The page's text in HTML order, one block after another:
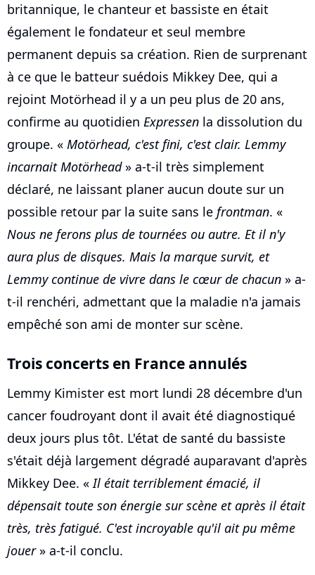
britannique, le chanteur et bassiste en était
également le fondateur et seul membre
permanent depuis sa création. Rien de surprenant
à ce que le batteur suédois Mikkey Dee, qui a
rejoint Motörhead il y a un peu plus de 20 ans,
confirme au quotidien Expressen la dissolution du
groupe. « Motörhead, c'est fini, c'est clair. Lemmy
incarnait Motörhead» a-t-il très simplement
déclaré, ne laissant planer aucun doute sur un
possible retour par la suite sans le frontman. «
Nous ne ferons plus de tournées ou autre. Et il n'y
aura plus de disques. Mais la marque survit, et
Lemmy continue de vivre dans le cœur de chacun » a-
t-il renchéri, admettant que la maladie n'a jamais
empêché son ami de monter sur scène.
Trois concerts en France annulés
Lemmy Kimister est mort lundi 28 décembre d'un
cancer foudroyant dont il avait été diagnostiqué
deux jours plus tôt. L'état de santé du bassiste
s'était déjà largement dégradé auparavant d'après
Mikkey Dee. «Il était terriblement émacié, il
dépensait toute son énergie sur scène et après il était
très, très fatigué. C'est incroyable qu'il ait pu même
jouer» a-t-il conclu.